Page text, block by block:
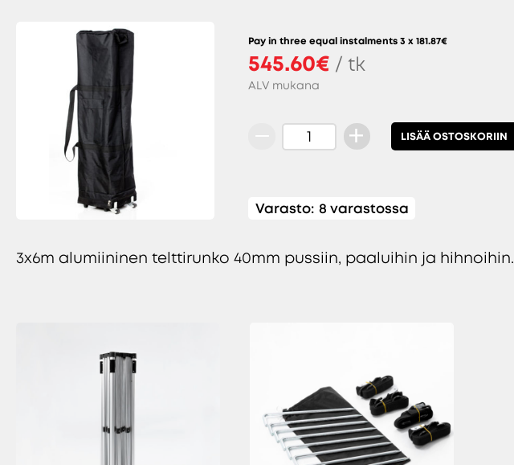
Pay in three equal instalments 3 x181.87€
545.60€ / tk
ALV mukana
alumiininen
määrä
LISÄÄ OSTOSKORIIN
Varasto: 8 varastossa
3x6m alumiininen telttirunko 40mm pussiin, paaluihin ja hihnoihin.